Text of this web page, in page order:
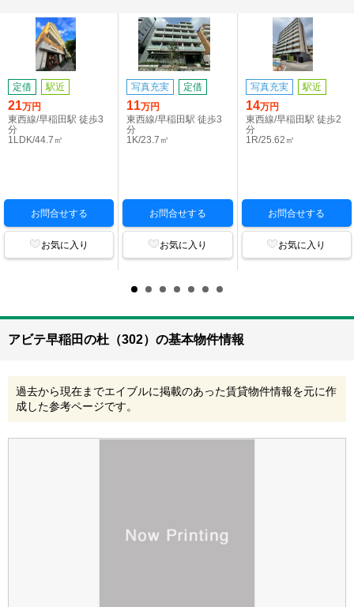
定借 駅近
21万円
東西線/早稲田駅 徒歩3
分
1LDK/44.7㎡
お問合せする
お気に入り
写真充実 定借
11万円
東西線/早稲田駅 徒歩3
分
1K/23.7㎡
お問合せする
お気に入り
写真充実 駅近
14万円
東西線/早稲田駅 徒歩2
分
1R/25.62㎡
お問合せする
お気に入り
アビテ早稲田の杜（302）の基本物件情報
過去から現在までエイブルに掲載のあった賃貸物件情報を元に作
成した参考ページです。